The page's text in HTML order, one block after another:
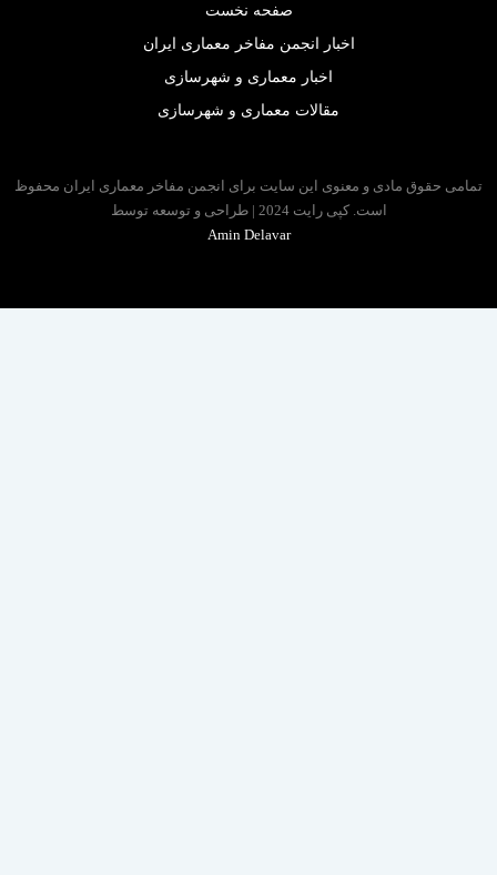
صفحه نخست
اخبار انجمن مفاخر معماری ایران
اخبار معماری و شهرسازی
مقالات معماری و شهرسازی
حقوق مادی و معنوی این سایت برای انجمن مفاخر معماری ایران محفوظ
است. کپی رایت 2024 | طراحی و توسعه توسط
Amin Delavar